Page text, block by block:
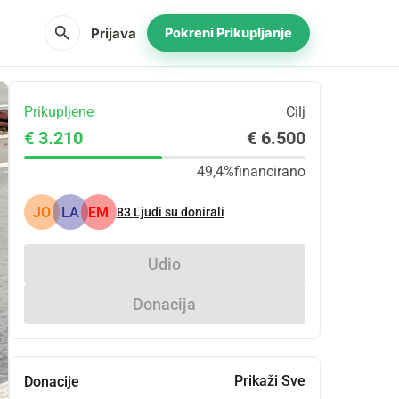
search Prijava Pokreni Prikupljanje
Prikupljene Cilj
€ 3.210 € 6.500
49,4%financirano
JO LA EM 83 Ljudi su donirali
Udio
Donacija
Donacije Prikaži Sve